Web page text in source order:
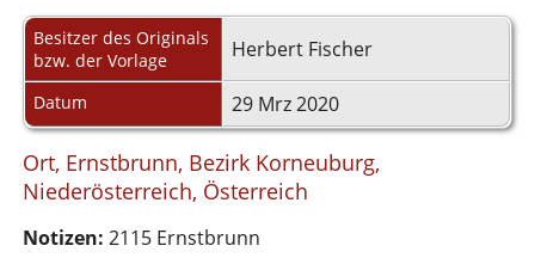
Besitzer des Originals
bzw. der Vorlage
Herbert Fischer
Datum 29 Mrz 2020
Ort, Ernstbrunn, Bezirk Korneuburg,
Niederösterreich, Österreich
Notizen: 2115 Ernstbrunn